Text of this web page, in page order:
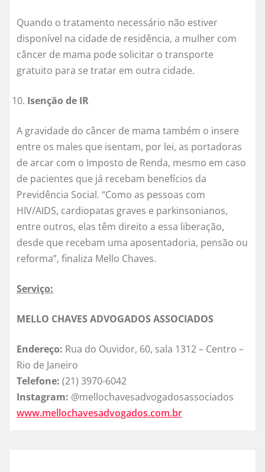
Quando o tratamento necessário não estiver
disponível na cidade de residência, a mulher com
câncer de mama pode solicitar o transporte
gratuito para se tratar em outra cidade.
Isenção de IR
A gravidade do câncer de mama também o insere
entre os males que isentam, por lei, as portadoras
de arcar com o Imposto de Renda, mesmo em caso
de pacientes que já recebam benefícios da
Previdência Social. “Como as pessoas com
HIV/AIDS, cardiopatas graves e parkinsonianos,
entre outros, elas têm direito a essa liberação,
desde que recebam uma aposentadoria, pensão ou
reforma”, finaliza Mello Chaves.
Serviço:
MELLO CHAVES ADVOGADOS ASSOCIADOS
Endereço: Rua do Ouvidor, 60, sala 1312 – Centro –
Rio de Janeiro
Telefone: (21) 3970-6042
Instagram: @mellochavesadvogadosassociados
www.mellochavesadvogados.com.br